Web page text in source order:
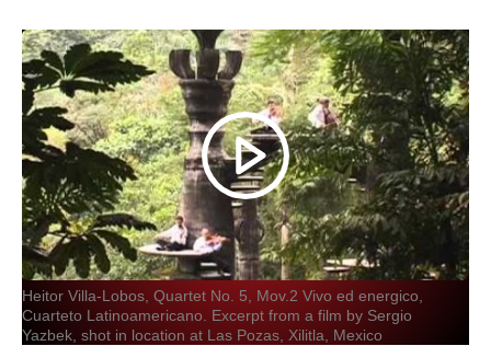
Heitor Villa-Lobos, Quartet No. 5, Mov.2 Vivo ed energico,
Cuarteto Latinoamericano. Excerpt from a film by Sergio
Yazbek, shot in location at Las Pozas, Xilitla, Mexico